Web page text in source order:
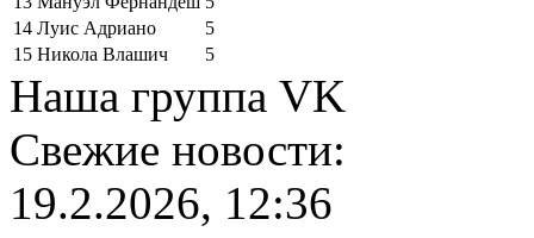
14 Луис Адриано
5
15 Никола Влашич 5
Наша группа VK
Свежие новости:
19.2.2026, 12:36